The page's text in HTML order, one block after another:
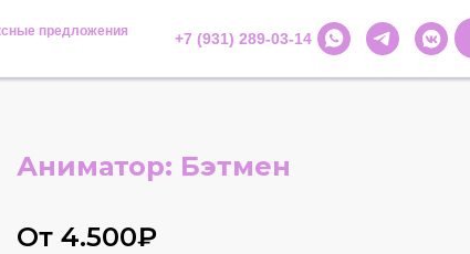
предложения
+7 (931) 289-03-14
Аниматор: Бэтмен
От 4.500₽